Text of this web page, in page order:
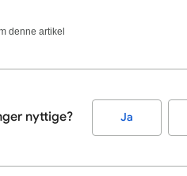
denne artikel
nyttige? Ja